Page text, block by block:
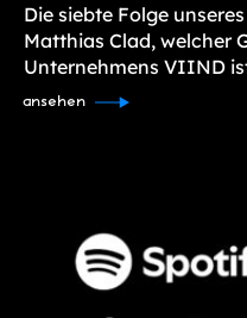
Die siebte Folge
Matthias Clad, welcher
Unternehmens VIIND
ansehen